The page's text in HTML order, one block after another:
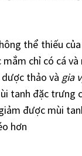
thể thiếu
chỉ có cá
thảo và gia
tanh đặc trưng
được mùi
hơn